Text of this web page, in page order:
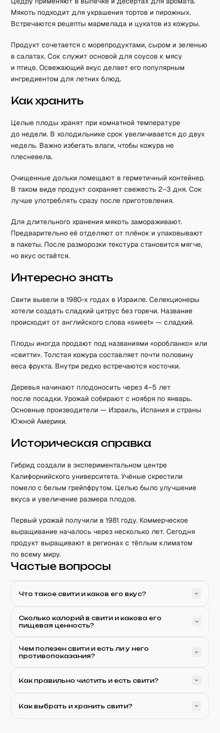
Мякоть подходит для украшения тортов и пирожных.
Встречаются рецепты мармелада и цукатов из кожуры.
Продукт сочетается с морепродуктами, сыром и зеленью
в салатах. Сок служит основой для соусов к мясу
и птице. Освежающий вкус делает его популярным
ингредиентом для летних блюд.
Как хранить
Целые плоды хранят при комнатной температуре
до недели. В холодильнике срок увеличивается до двух
недель. Важно избегать влаги, чтобы кожура не
плесневела.
Очищенные дольки помещают в герметичный контейнер.
В таком виде продукт сохраняет свежесть 2–3 дня. Сок
лучше употреблять сразу после приготовления.
Для длительного хранения мякоть замораживают.
Предварительно её отделяют от плёнок и упаковывают
в пакеты. После разморозки текстура становится мягче,
но вкус остаётся.
Интересно знать
Свити вывели в 1980-х годах в Израиле. Селекционеры
хотели создать сладкий цитрус без горечи. Название
происходит от английского слова «sweet» — сладкий.
Плоды иногда продают под названиями «оробланко» или
«свитти». Толстая кожура составляет почти половину
веса фрукта. Внутри редко встречаются косточки.
Деревья начинают плодоносить через 4–5 лет
после посадки. Урожай собирают с ноября по январь.
Основные производители — Израиль, Испания и страны
Южной Америки.
Историческая справка
Гибрид создали в экспериментальном центре
Калифорнийского университета. Учёные скрестили
помело с белым грейпфрутом. Целью было улучшение
вкуса и увеличение размера плодов.
Первый урожай получили в 1981 году. Коммерческое
выращивание началось через несколько лет. Сегодня
продукт выращивают в регионах с тёплым климатом
по всему миру.
Частые вопросы
Что такое свити и каков его вкус?
Сколько калорий в свити и какова его
пищевая ценность?
Чем полезен свити и есть ли у него
противопоказания?
Как правильно чистить и есть свити?
Как выбрать и хранить свити?